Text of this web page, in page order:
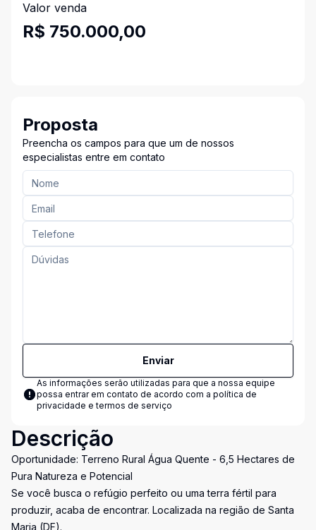
Valor venda
R$ 750.000,00
Proposta
Preencha os campos para que um de nossos
especialistas entre em contato
Enviar
As informações serão utilizadas para que a nossa equipe
possa entrar em contato de acordo com a política de
privacidade e termos de serviço
Descrição
Oportunidade: Terreno Rural Água Quente - 6,5 Hectares de
Pura Natureza e Potencial
Se você busca o refúgio perfeito ou uma terra fértil para
produzir, acaba de encontrar. Localizada na região de Santa
Maria (DF).